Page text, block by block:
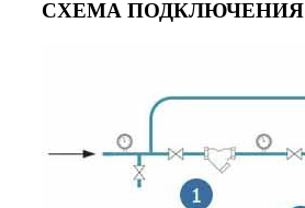
СХЕМА ПОДКЛЮЧЕНИЯ